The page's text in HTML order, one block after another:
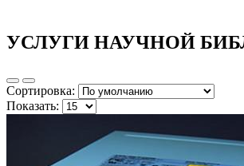
УСЛУГИ НАУЧНОЙ
Сортировка:
Показать: